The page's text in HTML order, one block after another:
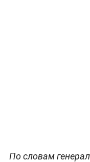
По словам